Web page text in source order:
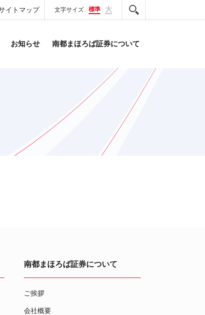
イトマップ 文字サイズ 標準 大
お知らせ 南都まほろば証券について
南都まほろば証券について
ご挨拶
会社概要